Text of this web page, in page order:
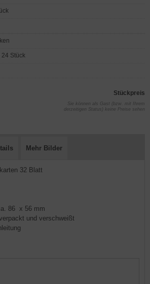
24 Stück
Stückpreis
Sie können als Gast (bzw. mit Ihrem
derzeitigen Status) keine Preise sehen
Mehr Bilder
32 Blatt
86 x 56 mm
und verschweißt